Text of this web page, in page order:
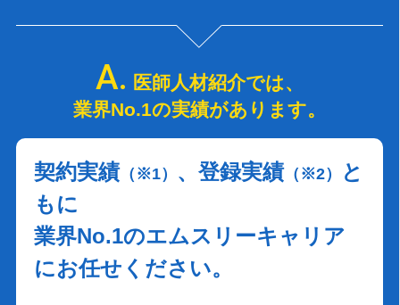
医師人材紹介では、
業界No.1の実績があります。
契約実績（※1） 、登録実績（※2）
と
もに
業界No.1のエムスリーキャリア
にお任せください。